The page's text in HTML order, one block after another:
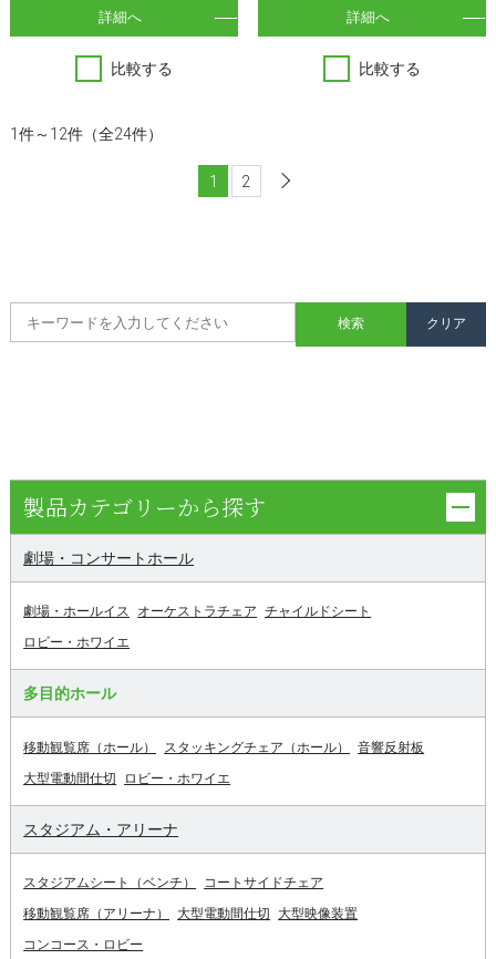
詳細へ
比較する
詳細へ
比較する
1件～12件（全24件）
1 2
製品カテゴリーから探す
劇場・コンサートホール
劇場・ホールイス オーケストラチェア チャイルドシート
ロビー・ホワイエ
多目的ホール
移動観覧席（ホール） スタッキングチェア（ホール）
音響反射板
大型電動間仕切
ロビー・ホワイエ
スタジアム・アリーナ
スタジアムシート（ベンチ）
コートサイドチェア
移動観覧席（アリーナ）
大型電動間仕切
大型映像装置
コンコース・ロビー